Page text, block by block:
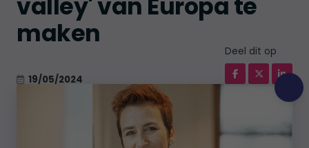
valley' van Europa te
maken
19/05/2024
Deel dit op